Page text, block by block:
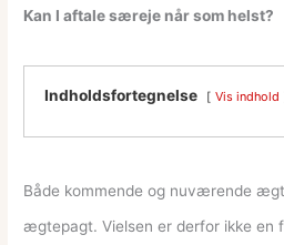
Kan I aftale særeje når som helst?
Indholdsfortegnelse Vis indhold
Både kommende og nuværende
ægtepagt. Vielsen er derfor ikke en